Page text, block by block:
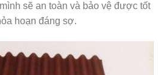
sẽ an toàn và bảo vệ được tốt
hoạn đáng sợ.